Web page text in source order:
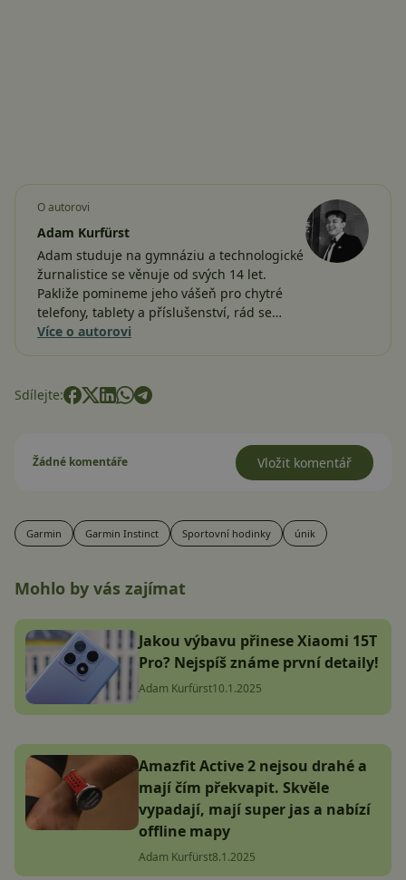
O autorovi
Adam Kurfürst
Adam studuje na gymnáziu a technologické
žurnalistice se věnuje od svých 14 let.
Pakliže pomineme jeho vášeň pro chytré
telefony, tablety a příslušenství, rád se…
Více o autorovi
Sdílejte:
Žádné komentáře Vložit komentář
Garmin Garmin Instinct Sportovní hodinky únik
Mohlo by vás zajímat
Jakou výbavu přinese Xiaomi 15T
Pro? Nejspíš známe první detaily!
Adam Kurfürst10.1.2025
Amazfit Active 2 nejsou drahé a
mají čím překvapit. Skvěle
vypadají, mají super jas a nabízí
offline mapy
Adam Kurfürst8.1.2025